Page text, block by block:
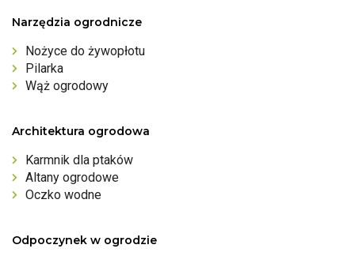
Narzędzia ogrodnicze
Nożyce do żywopłotu
Pilarka
Wąż ogrodowy
Architektura ogrodowa
Karmnik dla ptaków
Altany ogrodowe
Oczko wodne
Odpoczynek w ogrodzie